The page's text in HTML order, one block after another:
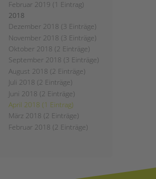
Februar 2019 (1 Eintrag)
2018
Dezember 2018 (3 Einträge)
November 2018 (3 Einträge)
Oktober 2018 (2 Einträge)
September 2018 (3 Einträge)
August 2018 (2 Einträge)
Juli 2018 (2 Einträge)
Juni 2018 (2 Einträge)
April 2018 (1 Eintrag)
März 2018 (2 Einträge)
Februar 2018 (2 Einträge)